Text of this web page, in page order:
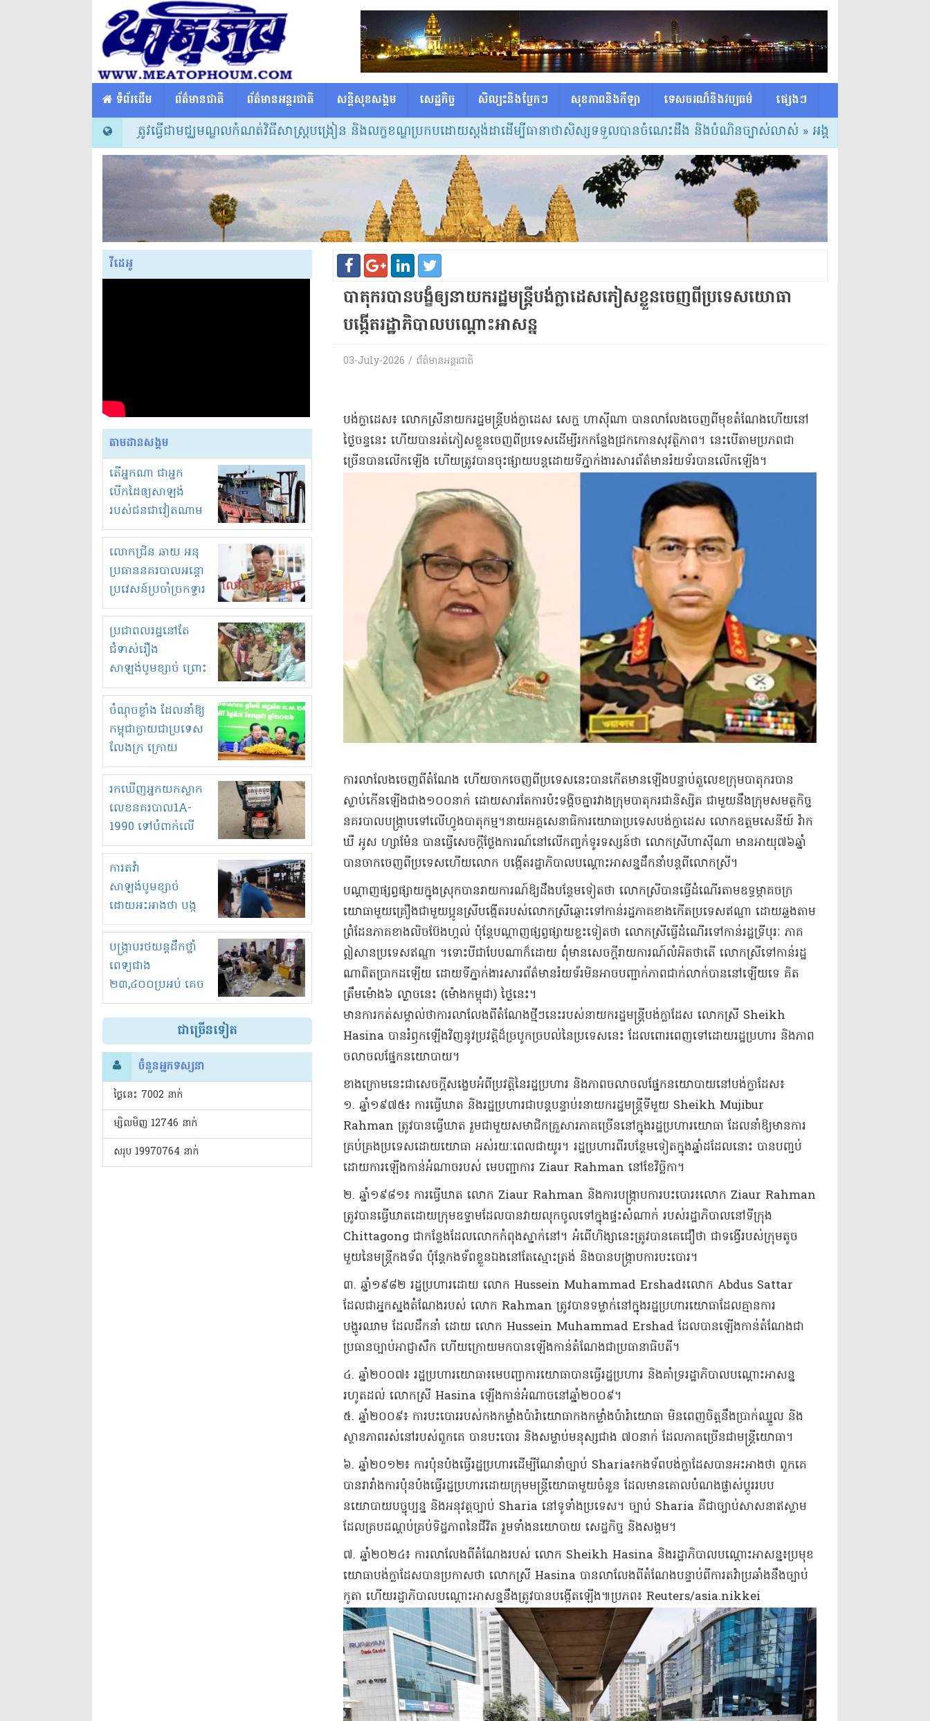
​​ ទំព័រដើម ព័ត៌មានជាតិ ព័ត៌មានអន្តរជាតិ សន្តិសុខសង្គម សេដ្ឋកិច្ច សិល្បះនិងប្លែកៗ សុខភាពនិងកីឡា ទេសចរណ៏និងវប្បធម៌ ផ្សេង​ៗ
បតី៖ សាលារៀនត្រូវធ្វើជាមជ្ឈមណ្ឌលកំណត់វិធីសាស្ត្របង្រៀន និងលក្ខខណ្ឌប្រកបដោយស្តង់ដាដើម្បីធានាថាសិស្សទទួលបានចំណេះដឹង និងបំណិនច្បាស់លាស់» អង្គការសង្គមស៊ីវិលជាច្រើន បា
វីដេអូ
តាមដានសង្គម
តើអ្នកណា ជាអ្នក
បើកដៃឲ្យសាឡង់
របស់ជនជាវៀតណាម
ចូល មកខុស
ច្បាប់លួចបូមខ្សាច់នៅ
ក្នុងប្រទេសកម្ពុជា
លោកជ្រិន ឆាយ អនុ
ប្រធាននគរបាលអន្តោ
ប្រវេសន៍ប្រចាំច្រកទ្វារ
ព្រំដែនភ្នំឌិន និងឈ្មួញ
មួយចំនួនទៀត
កំពង់តែគុបគិតគ្នា
ធ្វើសកម្មភាពរកស៊ីនិង
ស្តុកទំនិញគេចពន្ធ?
ប្រជាពលរដ្ឋនៅតែ
ជំទាស់រឿង
សាឡង់បូមខ្សាច់ ព្រោះ
ខ្លាចបាក់ច្រាំងទៀត!
ចំណុចខ្លាំង ដែលនាំឱ្យ
កម្ពុជាក្លាយជាប្រទេស
លែងក្រ ក្រោយ
ឆ្នាំ២០៣០
រកឃើញអ្នកយកស្លាក
លេខនគរបាល1A-
1990 ទៅបំពាក់លើ
ម៉ូតូរបស់ខ្លួន ដាកផ្លាក
រត់ឌុបហើយ
ការតវ៉ា
សាឡង់បូមខ្សាច់
ដោយអះអាងថា បង្ក
បាក់ច្រាំងទន្លេ និង
រំខានទាំងយប់ទាំងថ្ងៃ
បង្ក្រាបរថយន្តដឹកថ្នាំ
ពេទ្យជាង
២៣,៤០០ប្រអប់ គេច
ពន្ធនិងអត់ច្បាប់នាំ
ចូល!?
ជាច្រើនទៀត
ចំនួនអ្នកទស្សនា
ថ្ងៃនេះ​ 7002 នាក់
ម្សិលមិញ 12746 នាក់
សរុប 19970764 នាក់
បាតុករ​បាន​បង្ខំ​ឲ្យ​នាយករដ្ឋមន្ត្រី​បង់​ក្លា​ដេ​ស​ភៀសខ្លួន​ចេញពី​ប្រទេស​យោធា​
បង្កើត​រដ្ឋាភិបាលបណ្តោះអាសន្ន​
03-July-2026 / ព័ត៌មានអន្តរជាតិ
​បង់​ក្លា​ដេ​ស​៖ លោកស្រី​នាយករដ្ឋមន្ត្រី​បង់​ក្លា​ដេ​ស សេ​ក្ហ ហា​ស៊ីណា បាន​លាលែង​ចេញពី​មុខតំណែង​ហើយ​នៅ​
ថ្ងៃ​ចន្ទ​នេះ ហើយ​បាន​រត់​ភៀសខ្លួន​ចេញពី​ប្រទេស​ដើម្បី​រក​កន្លែង​ជ្រកកោន​សុវត្ថិភាព​។ នេះ​បើតាម​ប្រភព​ជា
ច្រើន​បានលើកឡើង ហើយ​ត្រូវបាន​ចុះផ្សាយ​បន្ត​ដោយ​ទីភ្នាក់ងារសារព័ត៌មាន​រ៉​យ​ទ័​រ​បានលើកឡើង​។​
​ការលាលែង​ចេញពី​តំណែង ហើយ​ចាក​ចេញពី​ប្រទេស​នេះ​បាន​កើតមានឡើង​បន្ទាប់​តួលេខ​ក្រុមបាតុករ​បាន​
ស្លាប់​កើនឡើង​ជាង​១០០​នាក់ ដោយសារតែ​ការប៉ះទង្គិច​គ្នា​រវាង​ក្រុមបាតុករ​ជា​និស្សិត ជាមួយនឹង​ក្រុម​សមត្ថកិច្ច​
នគរ​បាលប​ង្ក្រា​ប​ទៅលើ​ហ្វូង​បាតុកម្ម​។​​នាយអគ្គសេនាធិការ​យោធា​ប្រទេស​បង់​ក្លា​ដេ​ស លោក​ឧ​ត្ត​ម​សេនីយ៍ វ៉ា​ក​
ឃឺ អូស ហ្សា​ម៉ែន បានធ្វើ​សេចក្តីថ្លែងការណ៍​នៅលើ​កញ្ចក់់​ទូរទស្សន៍​ថា លោកស្រី​ហា​ស៊ីណា មាន​អាយុ​៧៦​ឆ្នាំ​
បាន​ចាក​ចេញពី​ប្រទេស​ហើយ​លោក បង្កើត​រដ្ឋាភិបាលបណ្តោះអាសន្ន​ដឹកនាំ​បន្ត​ពី​លោកស្រី​។​
​បណ្តាញ​ផ្សព្វផ្សាយ​ក្នុងស្រុក​បាន​រាយការណ៍​ឱ្យដឹង​បន្ថែមទៀតថា លោកស្រី​បានធ្វើ​ដំណើរ​តាម​ឧទ្ធម្ភាគចក្រ​
យោធា​មួយគ្រឿង​ជាមួយ​ប្អូនស្រី​បង្កើត​របស់លោក​ស្រី​ឆ្ពោះទៅកាន់​រដ្ឋ​ភាគ​ខាងកើត​ប្រទេស​ឥណ្ឌា ដោយ​ឆ្លងតាម​
ព្រំដែន​ភាគ​ខាងលិច​ប៊ែ​ង​ហ្គ​ល់ ប៉ុន្តែ​បណ្តាញ​ផ្សព្វផ្សាយ​ខ្លះ​ទៀតថា លោកស្រី​ធ្វើដំណើរ​ទៅកាន់​រដ្ឋ​ទ្រី​បុ​រៈ ភាគ​
ឦសាន​ប្រទេស​ឥណ្ឌា ។​ទោះបីជា​បែបណាក៏ដោយ ពុំមាន​សេចក្តីរាយការណ៍​លំអិត​ថា​តើ លោកស្រី​ទៅកាន់​រដ្ឋ​
ណា​ពិតប្រាកដ​ឡើយ ដោយ​ទីភ្នាក់ងារសារព័ត៌មាន​រ៉​យ​ទ័​រ​មិនអាច​បញ្ជាក់​ភាពជាក់លាក់​បាន​នៅឡើយ​ទេ គិត​
ត្រឹម​ម៉ោង​៦ ល្ងាច​នេះ (​ម៉ោង​កម្ពុជា​) ថ្ងៃនេះ​។​
​មានការ​កត់សម្គាល់ថា​ការលាលែង​ពី​តំណែង​ថ្មីៗ​នេះ​របស់​នាយករដ្ឋមន្ត្រី​បង់​ក្លា​ដែ​ស លោកស្រី Sheikh
Hasina បាន​រំឭក​ឡើងវិញ​នូវ​ប្រវត្តិ​ដ៏​ច្របូកច្របល់​នៃ​ប្រទេស​នេះ ដែល​ពោរពេញ​ទៅដោយ​រដ្ឋប្រហារ និង​ភាព
ចលាចល​ផ្នែក​នយោបាយ​។​
​ខាងក្រោម​នេះ​ជា​សេចក្តី​សង្ខេប​អំពី​ប្រវត្តិ​នៃ​រដ្ឋប្រហារ និង​ភាពចលាចល​ផ្នែក​នយោបាយ​នៅ​បង់​ក្លា​ដែ​ស​៖
១. ឆ្នាំ​១៩៧៥៖ ការធ្វើឃាត និង​រដ្ឋប្រហារ​ជា​បន្តបន្ទាប់​៖​នាយករដ្ឋមន្ត្រី​ទីមួយ Sheikh Mujibur
Rahman ត្រូវបាន​ធ្វើឃាត រួមជាមួយ​សមាជិកគ្រួសា​រ​ភាគច្រើន​នៅក្នុង​រដ្ឋប្រហារ​យោធា ដែលនាំឱ្យ​មានការ​
គ្រប់គ្រង​ប្រទេស​ដោយ​យោធា អស់​រយៈពេល​ជា​យូរ​។ រដ្ឋប្រហារ​ពីរ​បន្ថែមទៀត​ក្នុង​ឆ្នាំ​ដដែល​នោះ បានបញ្ចប់​
ដោយ​ការឡើង​កាន់អំណាច​រប​ស់ មេបញ្ជាការ Ziaur Rahman នៅ​ខែវិច្ឆិកា​។​
២. ឆ្នាំ​១៩៨១៖ ការធ្វើឃាត លោក Ziaur Rahman និង​ការបង្ក្រាប​ការបះបោរ​៖​លោក Ziaur Rahman
ត្រូវបាន​ធ្វើឃាត​ដោយ​ក្រុម​ឧទ្ទាម​ដែល​បាន​វាយលុក​ចូលទៅក្នុង​ផ្ទះសំណាក់ របស់​រដ្ឋាភិបាល​នៅ​ទីក្រុង
Chittagong ជា​កន្លែង​ដែល​លោក​កំពុងស្នាក់នៅ​។ អំពើហិង្សា​នេះ​ត្រូវបាន​គេ​ជឿថា ជា​ទង្វើ​របស់​ក្រុម​តូច​
មួយ​នៃ​មន្ត្រី​កងទ័ព ប៉ុន្តែ​កងទ័ព​ខ្លួនឯង​នៅតែ​ស្មោះត្រង់ និង​បាន​បង្ក្រាប​ការបះបោរ​។​
៣. ឆ្នាំ​១៩៨២ រដ្ឋប្រហារ​ដោយ លោក Hussein Muhammad Ershad៖​លោក Abdus Sattar
ដែលជា​អ្នក​ស្នង​តំណែង​របស់ លោក Rahman ត្រូវបាន​ទម្លាក់​នៅក្នុង​រដ្ឋប្រហារ​យោធា​ដែល​គ្មាន​ការ​
បង្ហូរឈាម ដែល​ដឹកនាំ ដោយ លោក Hussein Muhammad Ershad ដែល​បាន​ឡើងកាន់តំណែង​ជា​
ប្រធាន​ច្បាប់អាជ្ញាសឹក ហើយ​ក្រោយមក​បាន​ឡើងកាន់តំណែង​ជា​ប្រធានាធិបតី​។​
៤. ឆ្នាំ​២០០៧៖ រដ្ឋប្រហារ​យោធា​៖​មេបញ្ជាការ​យោធា​បានធ្វើ​រដ្ឋប្រហារ និង​គាំទ្រ​រដ្ឋាភិបាលបណ្តោះអាសន្ន​
រហូតដល់ លោកស្រី Hasina ឡើងកាន់​អំណាច​នៅ​ឆ្នាំ​២០០៩​។
៥. ឆ្នាំ​២០០៩៖ ការបះបោរ​របស់​កង​កម្លាំង​ប៉ា​រ៉ា​យោធា​​កងកម្លាំង​ប៉ា​រ៉ា​យោធា មិន​ពេញ​ចិត្តនឹង​ប្រាក់​ឈ្នួល និង​
ស្ថានភាព​រស់នៅ​របស់​ពួកគេ បាន​បះបោរ និង​សម្លាប់​មនុស្ស​ជាង ៧០​នាក់ ដែល​ភាគច្រើន​ជា​មន្ត្រី​យោធា​។​
៦. ឆ្នាំ​២០១២៖ ការប៉ុនប៉ង​ធ្វើ​រដ្ឋប្រហារ​ដើម្បី​ណែនាំ​ច្បាប់ Sharia៖​កងទ័ព​បង់​ក្លា​ដែ​សបាន​អះអាងថា ពួកគេ​
បាន​រារាំង​ការប៉ុនប៉ង​ធ្វើ​រដ្ឋប្រហារ​ដោយ​ក្រុមមន្ត្រី​យោធា​មួយចំនួន ដែលមាន​គោលបំណង​ផ្លាស់ប្តូរ​របប​
នយោបាយ​បច្ចុប្បន្ន និង​អនុវត្ត​ច្បាប់ Sharia នៅ​ទូទាំងប្រទេស​។ ច្បាប់ Sharia គឺជា​ច្បាប់​សាសនា​ឥស្លាម
ដែល​គ្របដណ្តប់​គ្រប់​ទិដ្ឋភាព​នៃ​ជីវិត រួមទាំង​នយោបាយ សេដ្ឋកិច្ច និង​សង្គម​។​
៧. ឆ្នាំ​២០២៤៖ ការលាលែង​ពី​តំណែង​របស់ លោក Sheikh Hasina និង​រដ្ឋាភិបាលបណ្តោះអាសន្ន​៖​ប្រមុខ​
យោធា​បង់​ក្លា​ដែ​ស​បានប្រកាសថា លោកស្រី Hasina បាន​លាលែង​ពី​តំណែង​បន្ទាប់ពី​ការតវ៉ា​ប្រឆាំងនឹង​ច្បាប់​
កូតា ហើយ​រដ្ឋាភិបាលបណ្តោះអាសន្ន​នឹង​ត្រូវបាន​បង្កើតឡើង​៕​ប្រភព​៖ Reuters/asia.nikkei